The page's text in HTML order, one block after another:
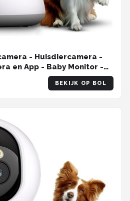
- Huisdiercamera -
en App - Baby Monitor -
BEKIJK OP BOL